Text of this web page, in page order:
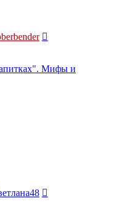
Мифы и